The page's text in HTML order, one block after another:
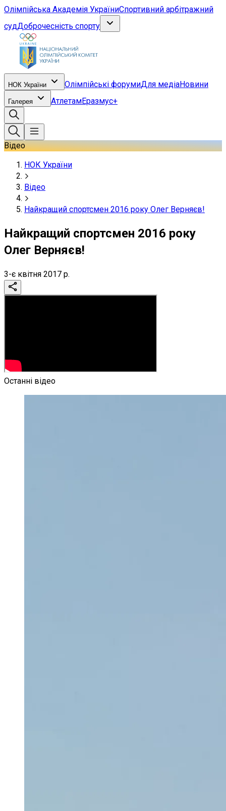
Олімпійська Академія УкраїниСпортивний арбітражний
судДоброчесність спорту
НОК України Олімпійські форумиДля медіаНовини
Галерея АтлетамЕразмус+
Відео
НОК України
Відео
Найкращий спортсмен 2016 року Олег Верняєв!
Найкращий спортсмен 2016 року
Олег Верняєв!
3-є квітня 2017 р.
Останні відео